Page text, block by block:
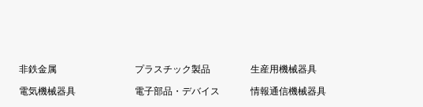
非鉄金属 プラスチック製品
生産用機械器具
電気機械器具 電子部品・デバイス
情報通信機械器具